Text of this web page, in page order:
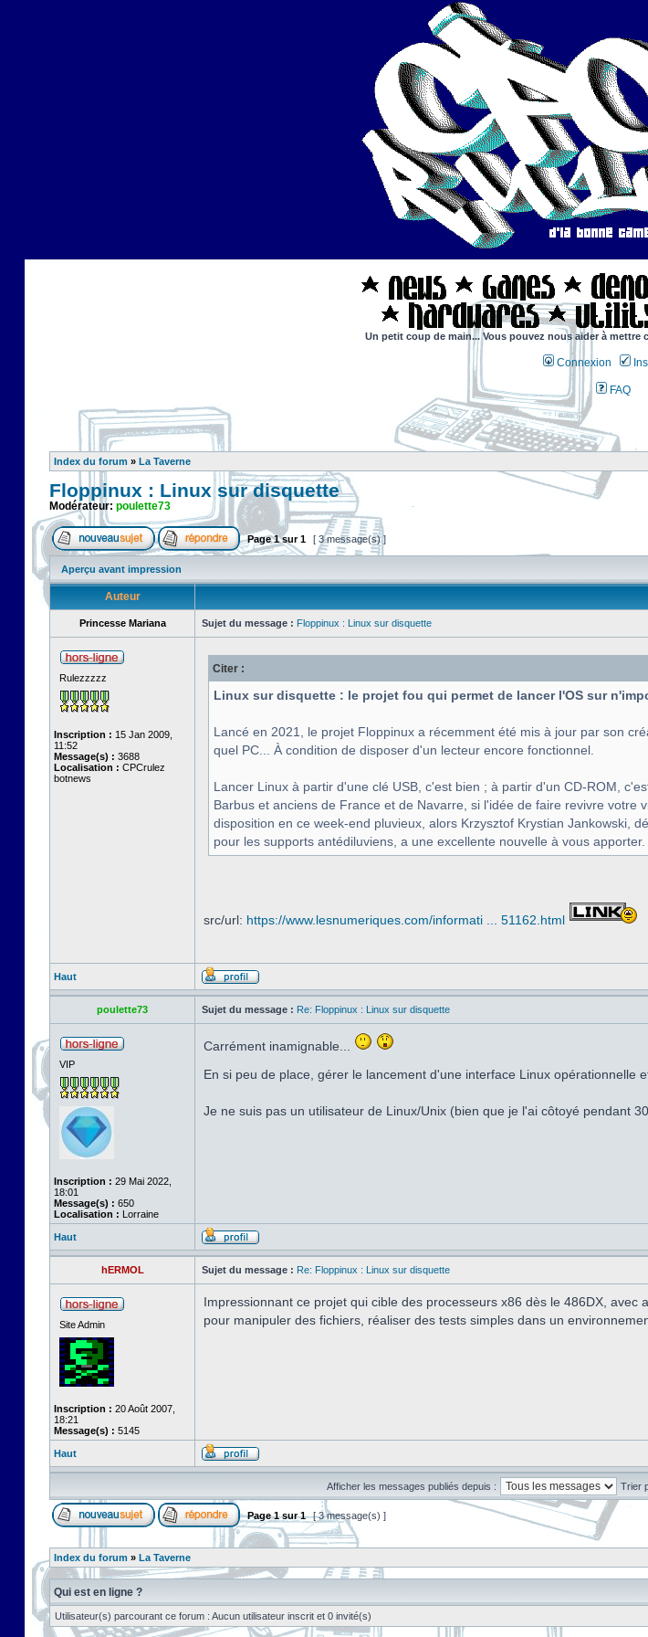
Un petit coup de main... Vous pouvez nous aider à mettre
Connexion
FAQ
Index du forum » La Taverne
Floppinux : Linux sur disquette
Modérateur: poulette73
Page1sur1 [ 3 message(s) ]
Aperçu avant impression
Auteur
Princesse Mariana Sujet du message : Floppinux : Linux sur disquette
Rulezzzzz
Inscription : 15 Jan 2009,
11:52
Message(s) : 3688
Localisation : CPCrulez
botnews
Citer :
Linux sur disquette : le projet fou qui permet de lancer l'OS sur
Lancé en 2021, le projet Floppinux a récemment été mis à jour par son
quel PC... À condition de disposer d'un lecteur encore fonctionnel.
Lancer Linux à partir d'une clé USB, c'est bien ; à partir d'un CD-ROM,
Barbus et anciens de France et de Navarre, si l'idée de faire revivre
disposition en ce week-end pluvieux, alors Krzysztof Krystian Jankowski,
pour les supports antédiluviens, a une excellente nouvelle à vous apporter.
src/url: https://www.lesnumeriques.com/informati ... 51162.html
Haut
poulette73 Sujet du message : Re: Floppinux : Linux sur disquette
VIP
Inscription : 29 Mai 2022,
18:01
Message(s) : 650
Localisation : Lorraine
Carrément inamignable...
En si peu de place, gérer le lancement d'une interface Linux opérationnelle
Je ne suis pas un utilisateur de Linux/Unix (bien que je l'ai côtoyé pendant
Haut
hERMOL Sujet du message : Re: Floppinux : Linux sur disquette
Site Admin
Inscription : 20 Août 2007,
18:21
Message(s) : 5145
Impressionnant ce projet qui cible des processeurs x86 dès le 486DX,
pour manipuler des fichiers, réaliser des tests simples dans un
Haut
Afficher les messages publiés depuis : Trier
Page1sur1 [ 3 message(s) ]
Index du forum » La Taverne
Qui est en ligne ?
Utilisateur(s) parcourant ce forum : Aucun utilisateur inscrit et 0 invité(s)